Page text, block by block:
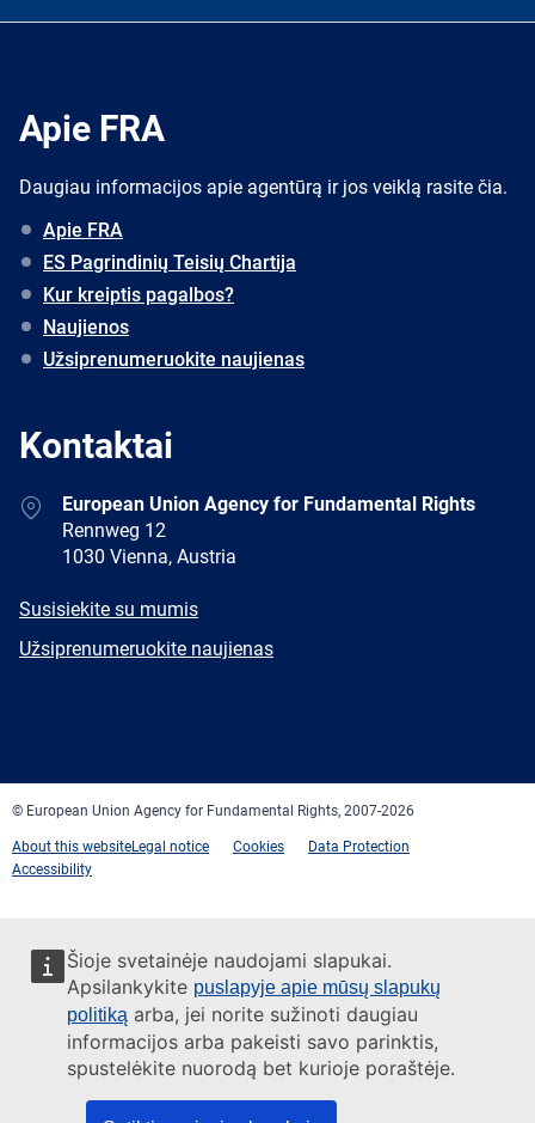
Šioje svetainėje naudojami slapukai.
Apsilankykite puslapyje apie mūsų slapukų
politiką arba, jei norite sužinoti daugiau
informacijos arba pakeisti savo parinktis,
spustelėkite nuorodą bet kurioje poraštėje.
Apie FRA
Daugiau informacijos apie agentūrą ir jos veiklą rasite čia.
Apie FRA
ES Pagrindinių Teisių Chartija
Kur kreiptis pagalbos?
Naujienos
Užsiprenumeruokite naujienas
Kontaktai
AddressEuropean Union Agency for Fundamental Rights
Rennweg 12
1030 Vienna, Austria
E-
Susisiekite su mumis
Newsletter
Užsiprenumeruokite naujienas
© European Union Agency for Fundamental Rights, 2007-2026
About this websiteLegal notice Cookies
Data Protection
Accessibility